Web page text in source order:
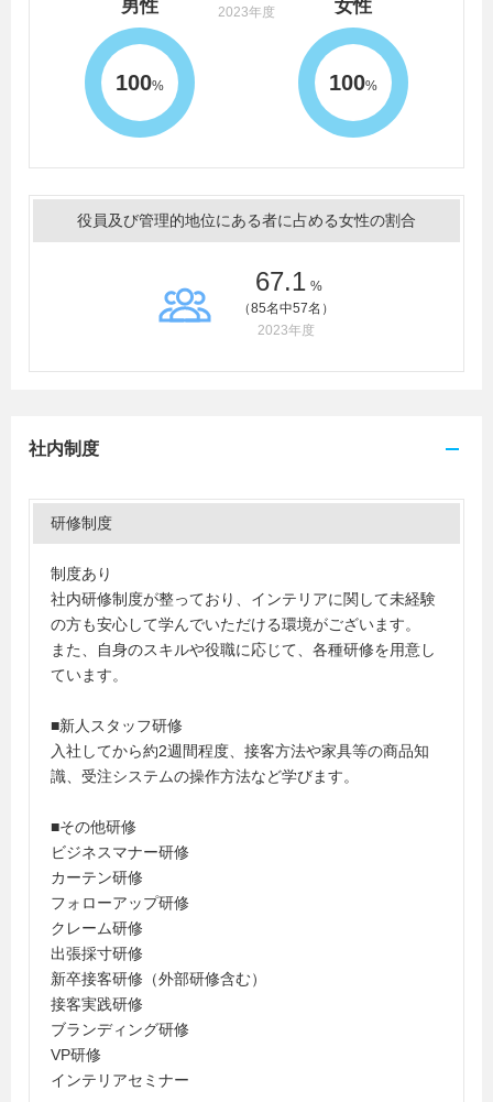
2023年度
男性
100%
女性
100%
役員及び管理的地位にある者に占める女性の割合
67.1 %
（85名中57名）
2023年度
社内制度
研修制度
制度あり
社内研修制度が整っており、インテリアに関して未経験
の方も安心して学んでいただける環境がございます。
また、自身のスキルや役職に応じて、各種研修を用意し
ています。
■新人スタッフ研修
入社してから約2週間程度、接客方法や家具等の商品知
識、受注システムの操作方法など学びます。
■その他研修
ビジネスマナー研修
カーテン研修
フォローアップ研修
クレーム研修
出張採寸研修
新卒接客研修（外部研修含む）
接客実践研修
ブランディング研修
VP研修
インテリアセミナー